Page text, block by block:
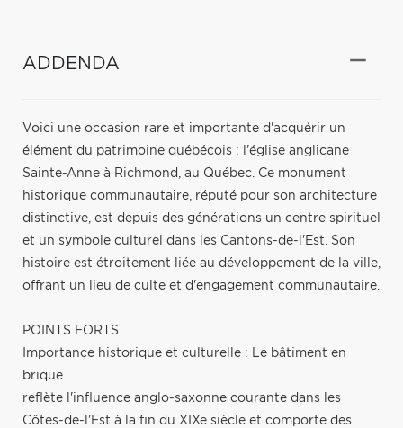
ADDENDA
Voici une occasion rare et importante d'acquérir un
élément du patrimoine québécois : l'église anglicane
Sainte-Anne à Richmond, au Québec. Ce monument
historique communautaire, réputé pour son architecture
distinctive, est depuis des générations un centre spirituel
et un symbole culturel dans les Cantons-de-l'Est. Son
histoire est étroitement liée au développement de la ville,
offrant un lieu de culte et d'engagement communautaire.
POINTS FORTS
Importance historique et culturelle : Le bâtiment en
brique
reflète l'influence anglo-saxonne courante dans les
Côtes-de-l'Est à la fin du XIXe siècle et comporte des